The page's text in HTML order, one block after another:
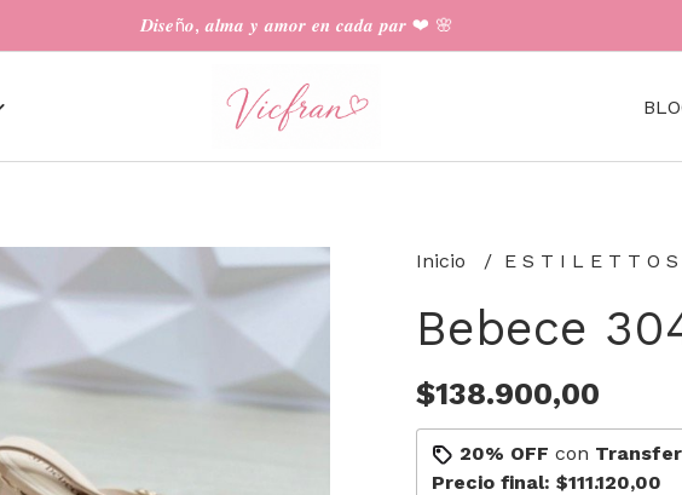
𝑫𝒊𝒔𝒆ñ𝒐, 𝒂𝒍𝒎𝒂 𝒚 𝒂𝒎𝒐𝒓 𝒆𝒏 𝒄𝒂𝒅𝒂 𝒑𝒂𝒓 ❤︎ 🌸
Inicio E S T I L E T T O S
Bebece
$138.900,00
20% OFF con
Precio final: $111.120,00